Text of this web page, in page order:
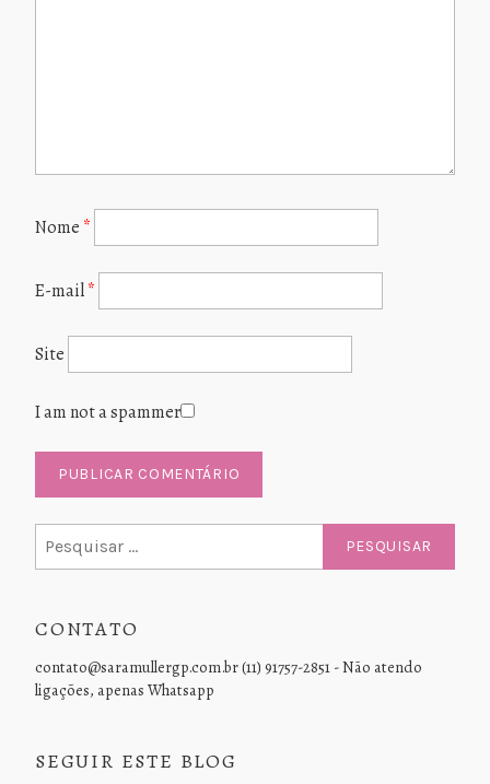
Nome *
E-mail*
Site
I am not a spammer
por:
CONTATO
contato@saramullergp.com.br (11) 91757-2851 - Não atendo
ligações, apenas Whatsapp
SEGUIR ESTE BLOG